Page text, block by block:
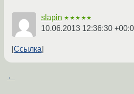
slapin ★★★★★
10.06.2013 12:36:30
Ссылка
←